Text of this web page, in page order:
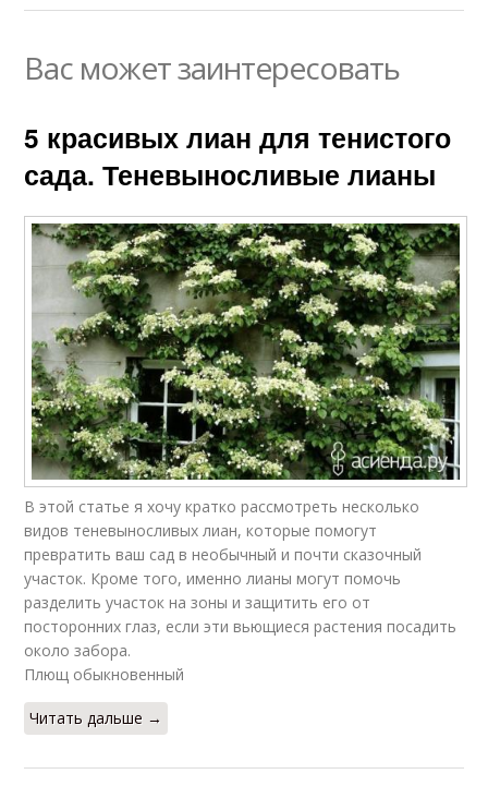
Вас может заинтересовать
5 красивых лиан для тенистого
сада. Теневыносливые лианы
В этой статье я хочу кратко рассмотреть несколько
видов теневыносливых лиан, которые помогут
превратить ваш сад в необычный и почти сказочный
участок. Кроме того, именно лианы могут помочь
разделить участок на зоны и защитить его от
посторонних глаз, если эти вьющиеся растения посадить
около забора.
Плющ обыкновенный
Читать дальше →